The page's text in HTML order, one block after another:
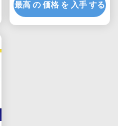
最高 の 価格 を 入手 する